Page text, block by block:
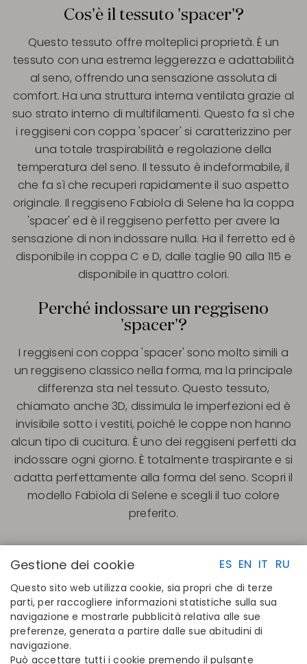
Cos'è il tessuto 'spacer'?
Questo tessuto offre molteplici proprietà. È un
tessuto con una estrema leggerezza e adattabilità
al seno, offrendo una sensazione assoluta di
comfort. Ha una struttura interna ventilata grazie al
suo strato interno di multifilamenti. Questo fa sì che
i reggiseni con coppa 'spacer' si caratterizzino per
una totale traspirabilità e regolazione della
temperatura del seno. Il tessuto è indeformabile, il
che fa sì che recuperi rapidamente il suo aspetto
originale. Il reggiseno Fabiola di Selene ha la coppa
'spacer' ed è il reggiseno perfetto per avere la
sensazione di non indossare nulla. Ha il ferretto ed è
disponibile in coppa C e D, dalle taglie 90 alla 115 e
disponibile in quattro colori.
Perché indossare un reggiseno
'spacer'?
I reggiseni con coppa 'spacer' sono molto simili a
un reggiseno classico nella forma, ma la principale
differenza sta nel tessuto. Questo tessuto,
chiamato anche 3D, dissimula le imperfezioni ed è
invisibile sotto i vestiti, poiché le coppe non hanno
alcun tipo di cucitura. È uno dei reggiseni perfetti da
indossare ogni giorno. È totalmente traspirante e si
adatta perfettamente alla forma del seno. Scopri il
modello Fabiola di Selene e scegli il tuo colore
preferito.
ES EN IT RU
Gestione dei cookie
Questo sito web utilizza cookie, sia propri che di terze
parti, per raccogliere informazioni statistiche sulla sua
navigazione e mostrarle pubblicità relativa alle sue
preferenze, generata a partire dalle sue abitudini di
navigazione.
Può accettare tutti i cookie premendo il pulsante
LINK RAPIDI
Calcola la tua taglia
Trova il tuo negozio
CONTATTI
Disintex 2021 SL